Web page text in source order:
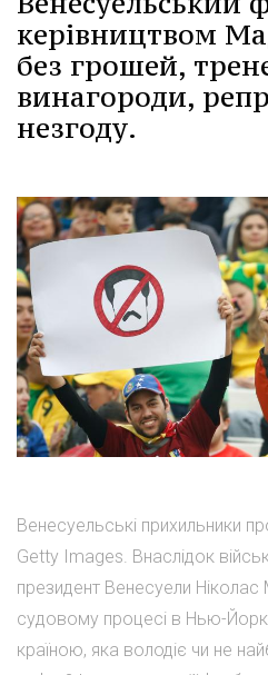
керівництвом
без грошей,
винагороди,
незгоду.
Венесуельські прихильники
Getty Images. Внаслідок
президент Венесуели
судовому процесі в Нью-
країною, яка володіє чи не